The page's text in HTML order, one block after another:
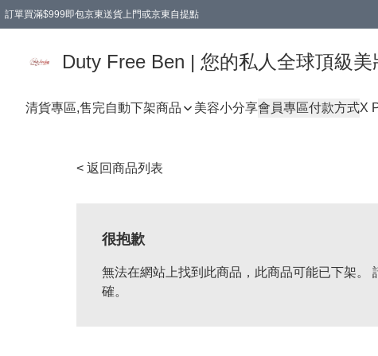
訂單買滿$999即包京東送貨上門或京東自提點
Duty Free Ben | 您的私人全球頂級美
清貨專區,售完自動下架商品 美容小分享會員專區付款方式X
< 返回商品列表
很抱歉
無法在網站上找到此商品，此商品可能已下架。
確。